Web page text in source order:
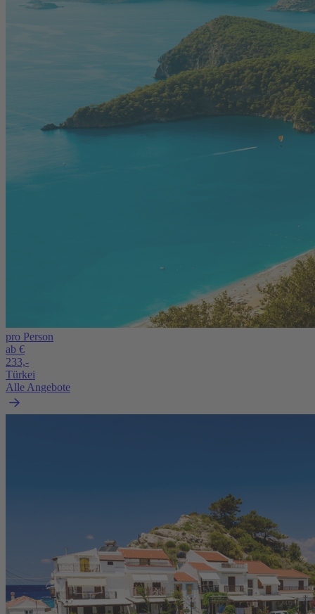
pro Person
ab €
233,-
Türkei
Alle Angebote